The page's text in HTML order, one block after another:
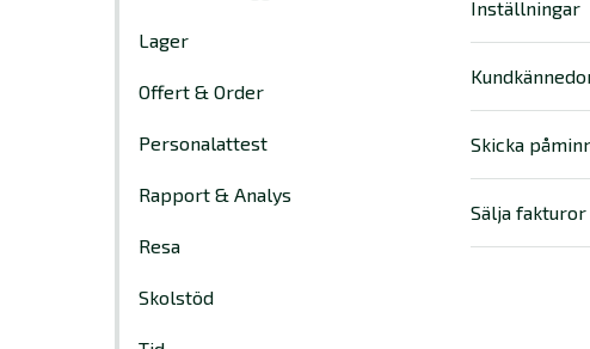
Lager
Offert & Order
Personalattest
Rapport & Analys
Resa
Skolstöd
Inställningar
Skicka
Sälja fakturor